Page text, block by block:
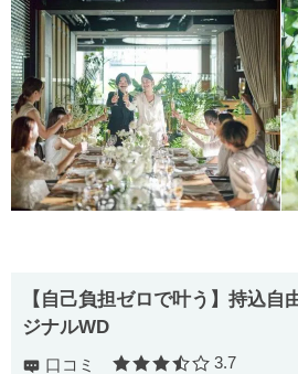
【自己負担ゼロで叶う】持込自
ジナルWD
口コミ
3.7